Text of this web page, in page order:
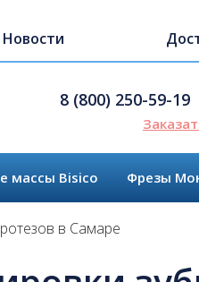
Новости
8 (800) 250-59-19
массы Bisico Фрезы
в Самаре